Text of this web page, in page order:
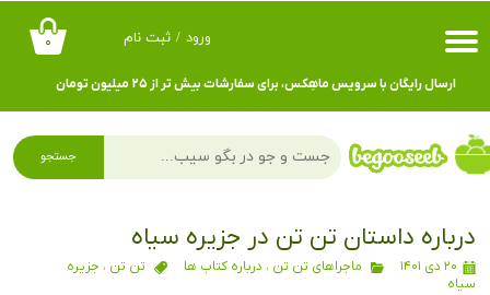
۰ ورود / ثبت نام
حساب کاربری من
تغییر گذر واژه
سفارشات
ارسال رایگان با سرویس ماهِکس، برای سفارشات بیش تر از ۲۵ میلیون تومان
جستجو
درباره داستان تن تن در جزیره سیاه
۲۰ دی ۱۴۰۱ ماجراهای تن تن ، درباره کتاب ها تن تن ، جزیره
سیاه